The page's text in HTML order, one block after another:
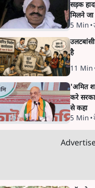
सड़क
मिलने
5 Min •
है
11 Min
'अमित
करे
से कहा
5 Min •